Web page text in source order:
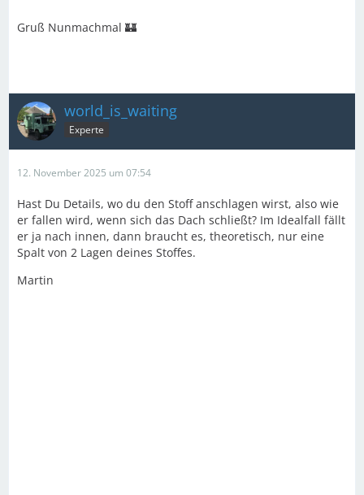
Gruß Nunmachmal 🏰
world_is_waiting
Experte
12. November 2025 um 07:54
Hast Du Details, wo du den Stoff anschlagen wirst, also wie
er fallen wird, wenn sich das Dach schließt? Im Idealfall fällt
er ja nach innen, dann braucht es, theoretisch, nur eine
Spalt von 2 Lagen deines Stoffes.
Martin